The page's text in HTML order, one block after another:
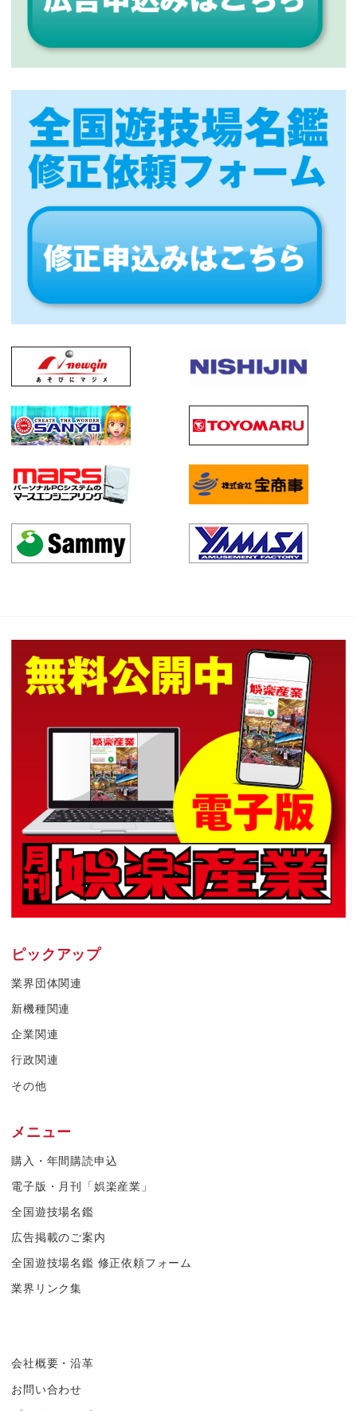
ピックアップ
業界団体関連
新機種関連
企業関連
行政関連
その他
メニュー
購入・年間購読申込
電子版・月刊「娯楽産業」
全国遊技場名鑑
広告掲載のご案内
全国遊技場名鑑 修正依頼フォーム
業界リンク集
会社概要・沿革
お問い合わせ